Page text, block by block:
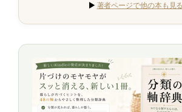
▶ 著者ページで他の本も見る